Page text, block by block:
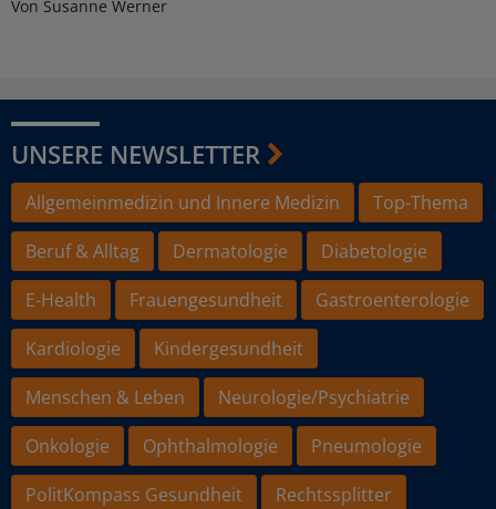
Von Susanne Werner
UNSERE NEWSLETTER
Allgemeinmedizin und Innere Medizin
Top-Thema
Beruf & Alltag
Dermatologie
Diabetologie
E-Health
Frauengesundheit
Gastroenterologie
Kardiologie
Kindergesundheit
Menschen & Leben
Neurologie/Psychiatrie
Onkologie
Ophthalmologie
Pneumologie
PolitKompass Gesundheit
Rechtssplitter